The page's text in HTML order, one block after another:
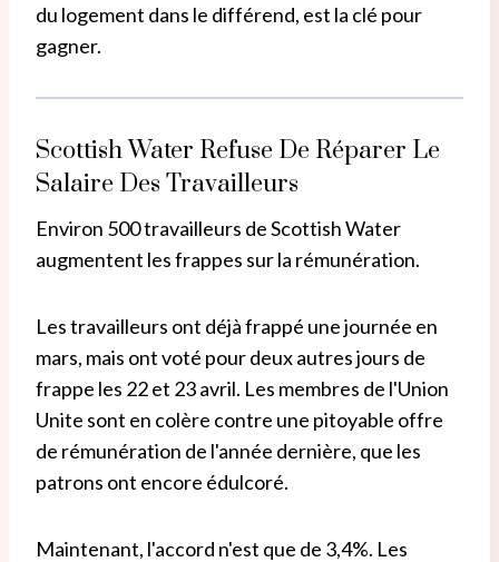
du logement dans le différend, est la clé pour
gagner.
Scottish Water Refuse De Réparer Le
Salaire Des Travailleurs
Environ 500 travailleurs de Scottish Water
augmentent les frappes sur la rémunération.
Les travailleurs ont déjà frappé une journée en
mars, mais ont voté pour deux autres jours de
frappe les 22 et 23 avril. Les membres de l'Union
Unite sont en colère contre une pitoyable offre
de rémunération de l'année dernière, que les
patrons ont encore édulcoré.
Maintenant, l'accord n'est que de 3,4%. Les